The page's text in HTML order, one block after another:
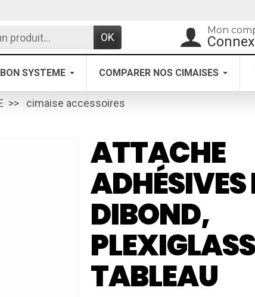
OK
Mon
SYSTEME COMPARER NOS CIMAISES
cimaise accessoires
ATTACHE
ADHÉSIVES
DIBOND,
TABLEAU